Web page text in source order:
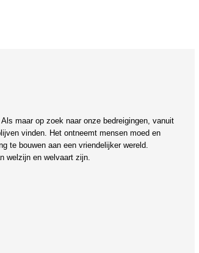
maar op zoek naar onze bedreigingen, vanuit
vinden. Het ontneemt mensen moed en
te bouwen aan een vriendelijker wereld.
welzijn en welvaart zijn.